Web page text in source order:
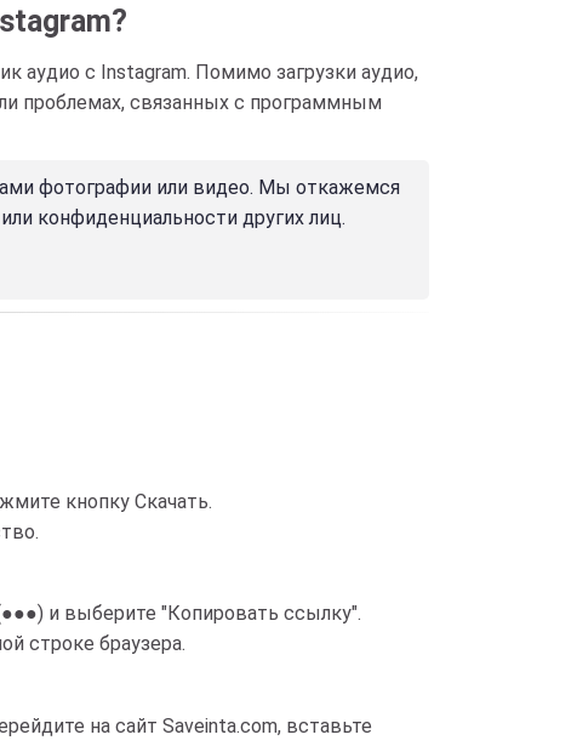
аудио с Instagram. Помимо загрузки аудио,
проблемах, связанных с программным
фотографии или видео. Мы откажемся
конфиденциальности других лиц.
кнопку Скачать.
и выберите "Копировать ссылку".
строке браузера.
на сайт Saveinta.com, вставьте